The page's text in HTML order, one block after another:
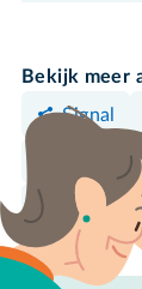
Bekijk meer
Signal
iPhone/